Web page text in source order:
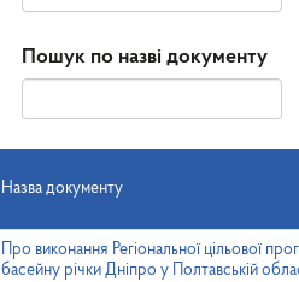
Пошук по назві документу
Назва документу
Про виконання Регіональної цільової
басейну річки Дніпро у Полтавській